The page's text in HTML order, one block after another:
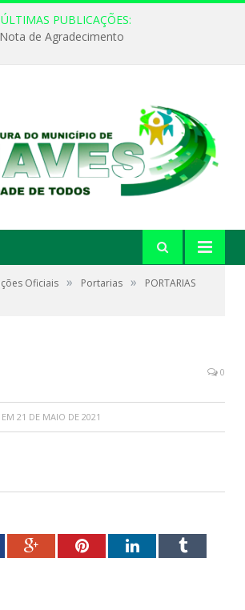
ÚLTIMAS PUBLICAÇÕES:
Nota de Agradecimento
Oficiais » Portarias »
PORTARIAS
0
EM 21 DE MAIO DE 2021
Google+PinterestLinkedInTumblr